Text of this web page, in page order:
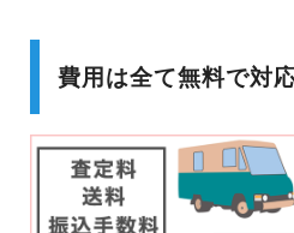
費用は全て無料で対応